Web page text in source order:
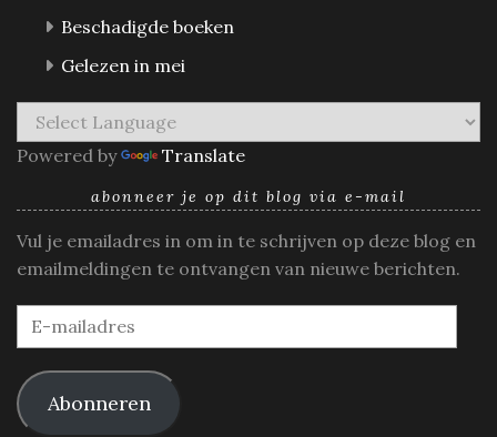
Beschadigde boeken
Gelezen in mei
Powered by Translate
abonneer je op dit blog via e-mail
Vul je emailadres in om in te schrijven op deze blog en
emailmeldingen te ontvangen van nieuwe berichten.
E-
mailadres
Abonneren